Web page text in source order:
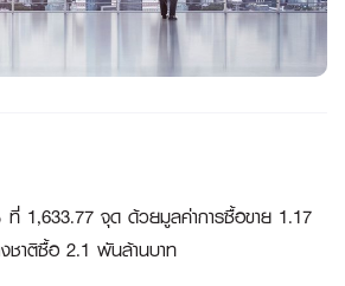
1,633.77 จุด ด้วยมูลค่าการซื้อขาย 1.17
ชาติซื้อ 2.1 พันล้านบาท